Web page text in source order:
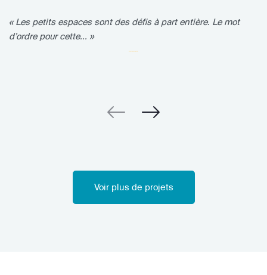
« Les petits espaces sont des défis à part entière. Le mot
d’ordre pour cette... »
Voir plus de projets